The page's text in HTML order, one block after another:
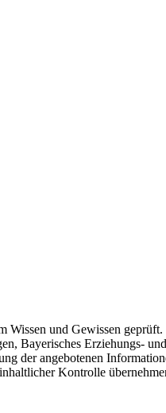
Wissen und Gewissen
Bayerisches Erziehungs-
der angebotenen
Kontrolle